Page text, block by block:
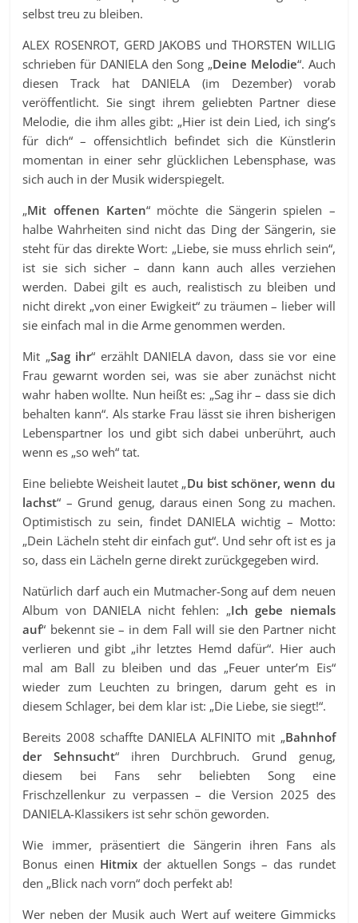
selbst treu zu bleiben.
ALEX ROSENROT, GERD JAKOBS und THORSTEN WILLIG
schrieben für DANIELA den Song „Deine Melodie“. Auch
diesen Track hat DANIELA (im Dezember) vorab
veröffentlicht. Sie singt ihrem geliebten Partner diese
Melodie, die ihm alles gibt: „Hier ist dein Lied, ich sing’s
für dich“ – offensichtlich befindet sich die Künstlerin
momentan in einer sehr glücklichen Lebensphase, was
sich auch in der Musik widerspiegelt.
„Mit offenen Karten“ möchte die Sängerin spielen –
halbe Wahrheiten sind nicht das Ding der Sängerin, sie
steht für das direkte Wort: „Liebe, sie muss ehrlich sein“,
ist sie sich sicher – dann kann auch alles verziehen
werden. Dabei gilt es auch, realistisch zu bleiben und
nicht direkt „von einer Ewigkeit“ zu träumen – lieber will
sie einfach mal in die Arme genommen werden.
Mit „Sag ihr“ erzählt DANIELA davon, dass sie vor eine
Frau gewarnt worden sei, was sie aber zunächst nicht
wahr haben wollte. Nun heißt es: „Sag ihr – dass sie dich
behalten kann“. Als starke Frau lässt sie ihren bisherigen
Lebenspartner los und gibt sich dabei unberührt, auch
wenn es „so weh“ tat.
Eine beliebte Weisheit lautet „Du bist schöner, wenn du
lachst“ – Grund genug, daraus einen Song zu machen.
Optimistisch zu sein, findet DANIELA wichtig – Motto:
„Dein Lächeln steht dir einfach gut“. Und sehr oft ist es ja
so, dass ein Lächeln gerne direkt zurückgegeben wird.
Natürlich darf auch ein Mutmacher-Song auf dem neuen
Album von DANIELA nicht fehlen: „Ich gebe niemals
auf“ bekennt sie – in dem Fall will sie den Partner nicht
verlieren und gibt „ihr letztes Hemd dafür“. Hier auch
mal am Ball zu bleiben und das „Feuer unter’m Eis“
wieder zum Leuchten zu bringen, darum geht es in
diesem Schlager, bei dem klar ist: „Die Liebe, sie siegt!“.
Bereits 2008 schaffte DANIELA ALFINITO mit „Bahnhof
der Sehnsucht“ ihren Durchbruch. Grund genug,
diesem bei Fans sehr beliebten Song eine
Frischzellenkur zu verpassen – die Version 2025 des
DANIELA-Klassikers ist sehr schön geworden.
Wie immer, präsentiert die Sängerin ihren Fans als
Bonus einen Hitmixder aktuellen Songs – das rundet
den „Blick nach vorn“ doch perfekt ab!
Wer neben der Musik auch Wert auf weitere Gimmicks